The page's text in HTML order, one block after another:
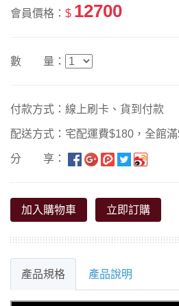
會員價格： $ 12700
數 量：
付款方式：線上刷卡、貨到付款
配送方式：宅配運費$180，全館
分 享：
加入購物車 立即訂購
產品規格 產品說明